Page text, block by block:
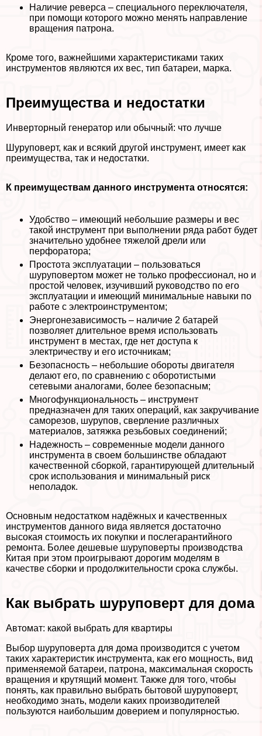
Наличие реверса – специального переключателя,
при помощи которого можно менять направление
вращения патрона.
Кроме того, важнейшими хаpaктеристиками таких
инструментов являются их вес, тип батареи, марка.
Преимущества и недостатки
Инверторный генератор или обычный: что лучше
Шуруповерт, как и всякий другой инструмент, имеет как
преимущества, так и недостатки.
К преимуществам данного инструмента относятся:
Удобство – имеющий небольшие размеры и вес
такой инструмент при выполнении ряда работ будет
значительно удобнее тяжелой дрели или
перфоратора;
Простота эксплуатации – пользоваться
шуруповертом может не только профессионал, но и
простой человек, изучивший руководство по его
эксплуатации и имеющий минимальные навыки по
работе с электроинструментом;
Энергонезависимость – наличие 2 батарей
позволяет длительное время использовать
инструмент в местах, где нет доступа к
электричеству и его источникам;
Безопасность – небольшие обороты двигателя
делают его, по сравнению с оборотистыми
сетевыми аналогами, более безопасным;
Многофункциональность – инструмент
предназначен для таких операций, как закручивание
саморезов, шурупов, сверление различных
материалов, затяжка резьбовых соединений;
Надежность – современные модели данного
инструмента в своем большинстве обладают
качественной сборкой, гарантирующей длительный
срок использования и минимальный риск
неполадок.
Основным недостатком надёжных и качественных
инструментов данного вида является достаточно
высокая стоимость их покупки и послегарантийного
ремонта. Более дешевые шуруповерты производства
Китая при этом проигрывают дорогим моделям в
качестве сборки и продолжительности срока службы.
Как выбрать шуруповерт для дома
Автомат: какой выбрать для квартиры
Выбор шуруповерта для дома производится с учетом
таких хаpaктеристик инструмента, как его мощность, вид
применяемой батареи, патрона, максимальная скорость
вращения и крутящий момент. Также для того, чтобы
понять, как правильно выбрать бытовой шуруповерт,
необходимо знать, модели каких производителей
пользуются наибольшим доверием и популярностью.